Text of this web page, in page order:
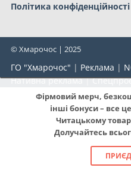
Фірмовий мерч,
інші бонуси – все
Читацькому
Долучайтесь
Політика
© Хмарочос | 2025
ГО "Хмарочос" | Реклама |
Нативна реклама|